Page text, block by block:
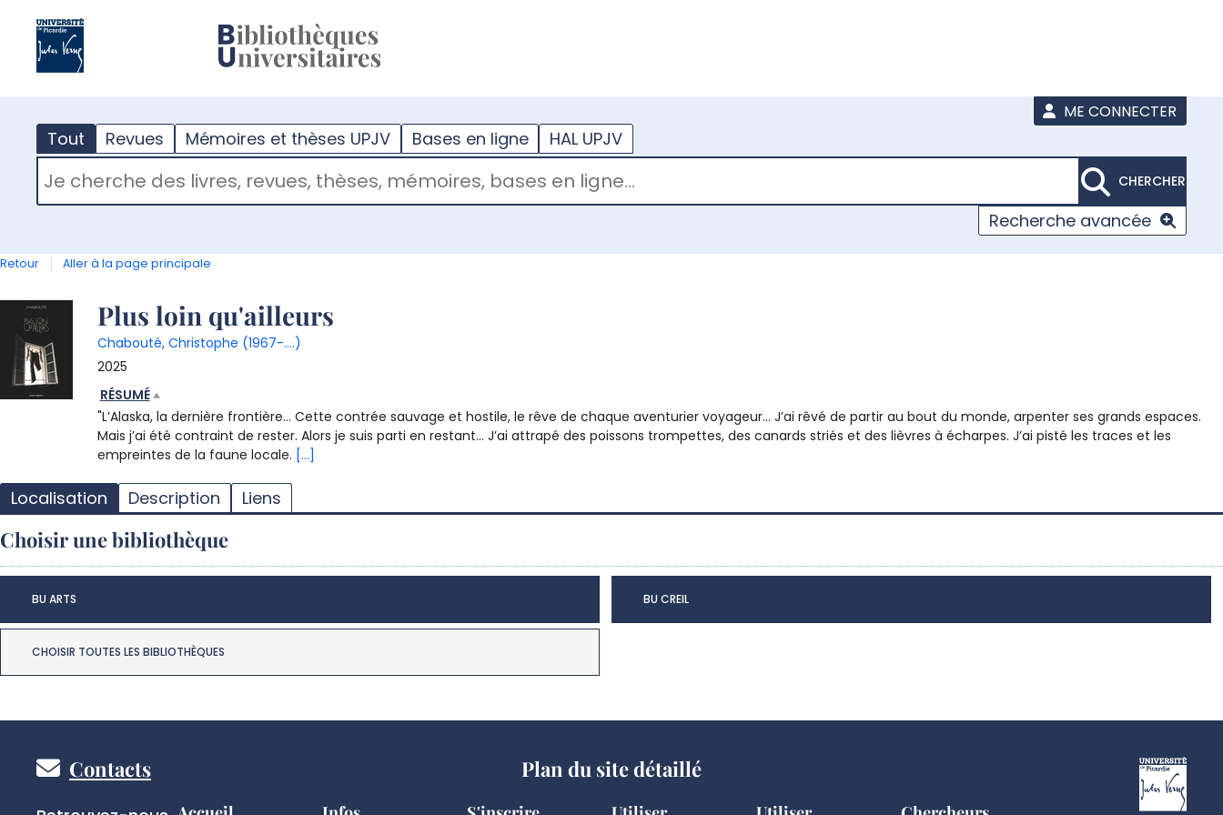
ME CONNECTER
Tout Revues Mémoires et thèses UPJV Bases en ligne HAL UPJV
RECHERCHER DANS "TOUT"
CHERCHER
Recherche avancée
Retour Aller à la page principale
Détail
document
Plus loin qu'ailleurs
Chabouté, Christophe (1967-....)
2025
RÉSUMÉ
"L’Alaska, la dernière frontière... Cette contrée sauvage et hostile, le rêve de chaque aventurier voyageur... J’ai rêvé de partir au bout du monde, arpenter ses grands espaces.
Mais j’ai été contraint de rester. Alors je suis parti en restant... J’ai attrapé des poissons trompettes, des canards striés et des lièvres à écharpes. J’ai pisté les traces et les
empreintes de la faune locale. [...]
Localisation Description Liens
Choisir une bibliothèque
BU ARTS BU CREIL
CHOISIR TOUTES LES BIBLIOTHÈQUES
Pied
Contacts
Plan du site détaillé